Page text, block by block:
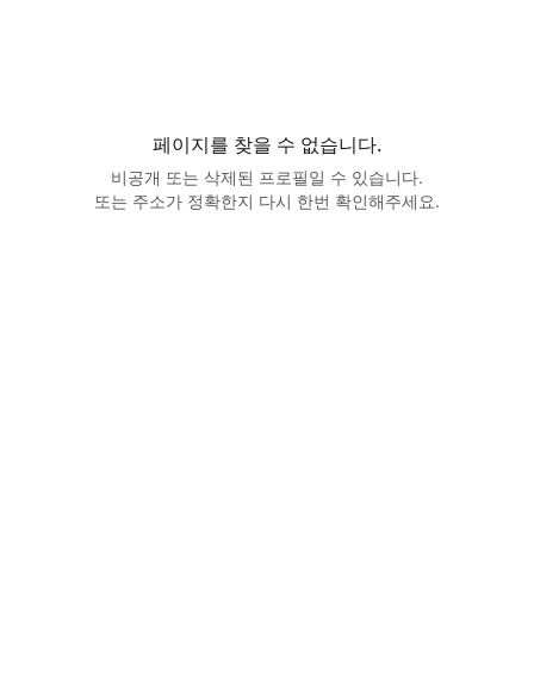
페이지를 찾을 수 없습니다.
비공개 또는 삭제된 프로필일 수 있습니다.
또는 주소가 정확한지 다시 한번 확인해주세요.